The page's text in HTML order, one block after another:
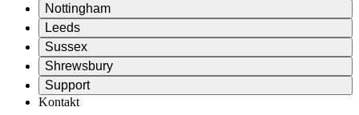
Nottingham
Review
Przewodniczący Przeglądu
Niezależny zespół recenzentów
Zakres uprawnień
Raport końcowy z niezależnego przeglądu
Często zadawane pytania
Leeds
Review
Przewodniczący Przeglądu
Niezależny zespół recenzentów
Zakres wymagań i obowiązków
Kontakt
Sussex
Review
Przewodniczący Przeglądu
Niezależny zespół recenzentów
Zakres uprawnień
Shrewsbury
Review
Zakres zadań w zakresie oceny macierzyństwa
Support
Leeds
Kontakt